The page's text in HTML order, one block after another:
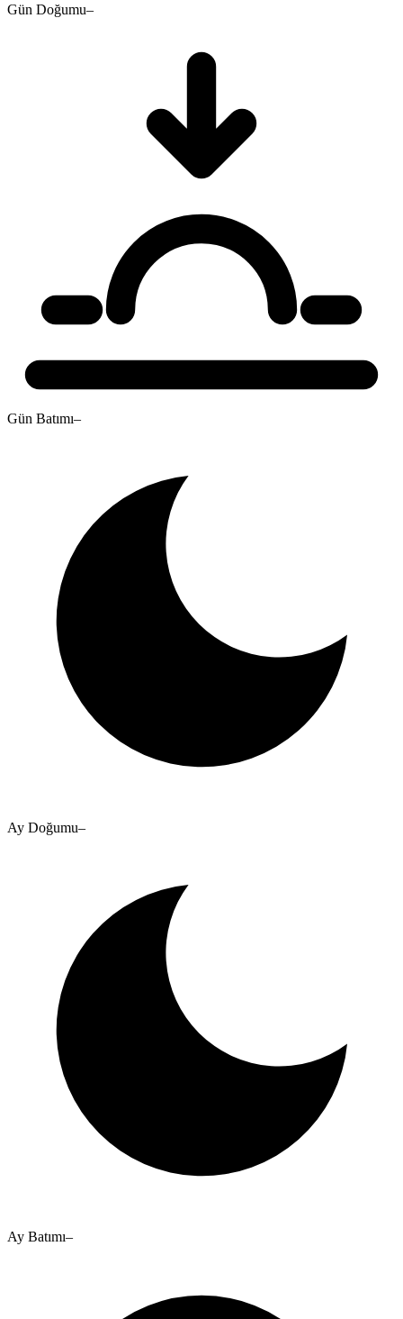
Gün Doğumu–
Gün Batımı–
Ay Doğumu–
Ay Batımı–